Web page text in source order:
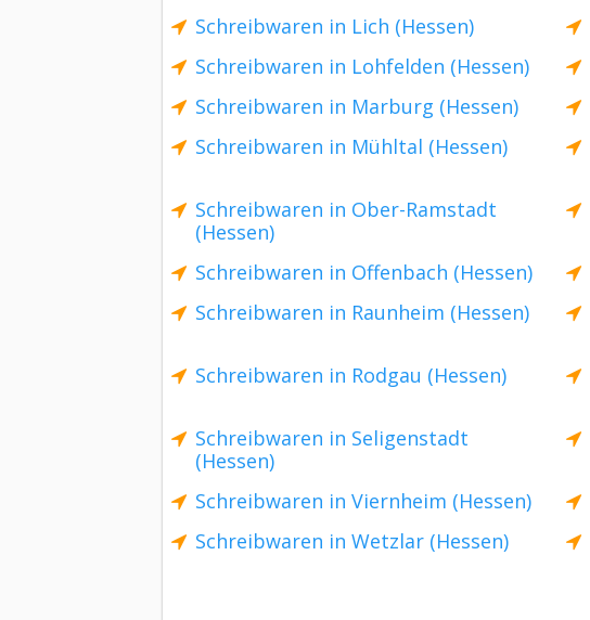
Schreibwaren in Lich (Hessen)
Schreibwaren in Lohfelden (Hessen)
Schreibwaren in Marburg (Hessen)
Schreibwaren in Mühltal (Hessen)
Schreibwaren in Ober-Ramstadt
(Hessen)
Schreibwaren in Offenbach (Hessen)
Schreibwaren in Raunheim (Hessen)
Schreibwaren in Rodgau (Hessen)
Schreibwaren in Seligenstadt
(Hessen)
Schreibwaren in Viernheim (Hessen)
Schreibwaren in Wetzlar (Hessen)